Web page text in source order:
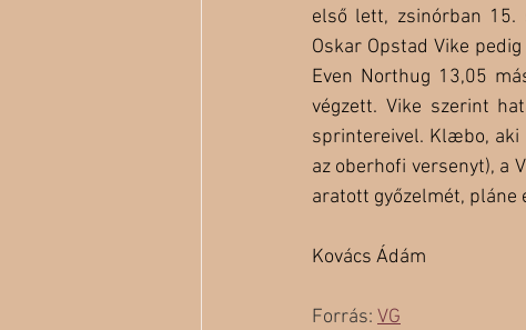
első lett, zsinórban 15.
Oskar Opstad Vike
Even Northug 13,05
végzett. Vike szerint
sprintereivel. Klæbo, aki
az oberhofi versenyt), a
aratott győzelmét, pláne
Kovács Ádám
Forrás: VG